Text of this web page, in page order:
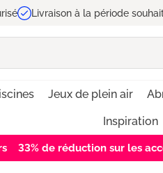
Livraison à la période
Jeux de plein air
Inspiration
33% de réduction sur les